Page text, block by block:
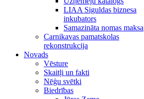
LIAA Siguldas biznesa
inkubators
Samazināta nomas maksa
Carnikavas pamatskolas
rekonstrukcija
Novads
Vēsture
Skaitļi un fakti
Nēģu svētki
Biedrības